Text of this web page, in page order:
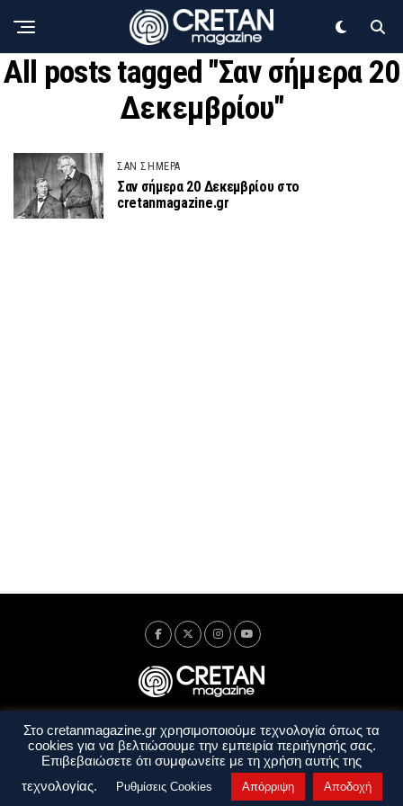
All posts tagged "Σαν σήμερα 20
Δεκεμβρίου"
ΣΑΝ ΣΗΜΕΡΑ
Σαν σήμερα 20 Δεκεμβρίου στο
cretanmagazine.gr
Ταυτότητα Πολιτική Απορρήτου
Όροι Χρήσης
Όροι και Προϋποθέσεις
Στο cretanmagazine.gr χρησιμοποιούμε τεχνολογία όπως τα
cookies για να βελτιώσουμε την εμπειρία περιήγησής σας.
Επιβεβαιώσετε ότι συμφωνείτε με τη χρήση αυτής της
τεχνολογίας.
Ρυθμίσεις Cookies Απόρριψη Αποδοχή